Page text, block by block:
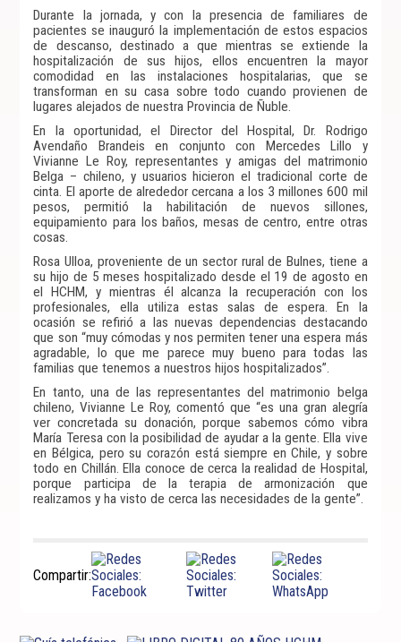
Durante la jornada, y con la presencia de familiares de
pacientes se inauguró la implementación de estos espacios
de descanso, destinado a que mientras se extiende la
hospitalización de sus hijos, ellos encuentren la mayor
comodidad en las instalaciones hospitalarias, que se
transforman en su casa sobre todo cuando provienen de
lugares alejados de nuestra Provincia de Ñuble.
En la oportunidad, el Director del Hospital, Dr. Rodrigo
Avendaño Brandeis en conjunto con Mercedes Lillo y
Vivianne Le Roy, representantes y amigas del matrimonio
Belga – chileno, y usuarios hicieron el tradicional corte de
cinta. El aporte de alrededor cercana a los 3 millones 600 mil
pesos, permitió la habilitación de nuevos sillones,
equipamiento para los baños, mesas de centro, entre otras
cosas.
Rosa Ulloa, proveniente de un sector rural de Bulnes, tiene a
su hijo de 5 meses hospitalizado desde el 19 de agosto en
el HCHM, y mientras él alcanza la recuperación con los
profesionales, ella utiliza estas salas de espera. En la
ocasión se refirió a las nuevas dependencias destacando
que son “muy cómodas y nos permiten tener una espera más
agradable, lo que me parece muy bueno para todas las
familias que tenemos a nuestros hijos hospitalizados”.
En tanto, una de las representantes del matrimonio belga
chileno, Vivianne Le Roy, comentó que “es una gran alegría
ver concretada su donación, porque sabemos cómo vibra
María Teresa con la posibilidad de ayudar a la gente. Ella vive
en Bélgica, pero su corazón está siempre en Chile, y sobre
todo en Chillán. Ella conoce de cerca la realidad de Hospital,
porque participa de la terapia de armonización que
realizamos y ha visto de cerca las necesidades de la gente”.
Compartir: